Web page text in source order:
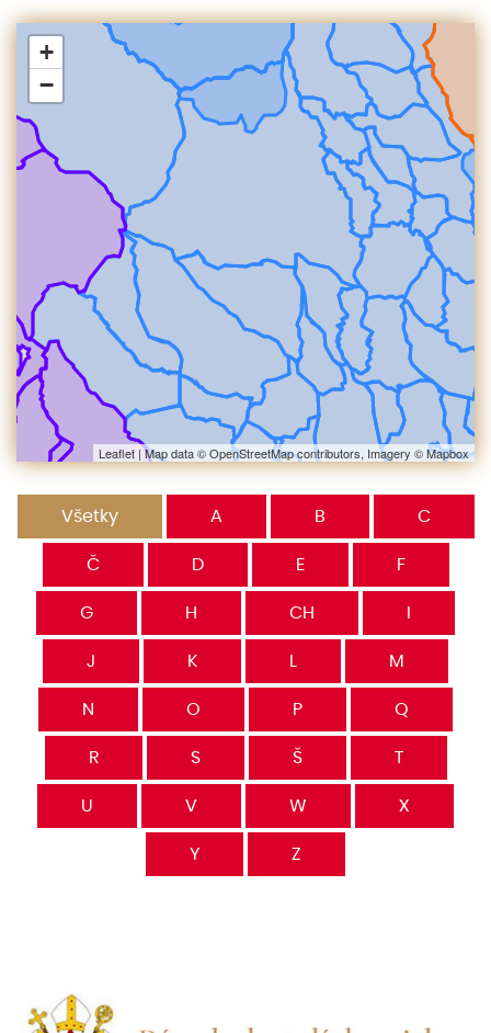
+
−
Leaflet | Map data ©OpenStreetMapcontributors, Imagery ©Mapbox
Všetky A B C
Č D E F
G H CH
J K M
N O P Q
R S Š T
U V W X
Y Z